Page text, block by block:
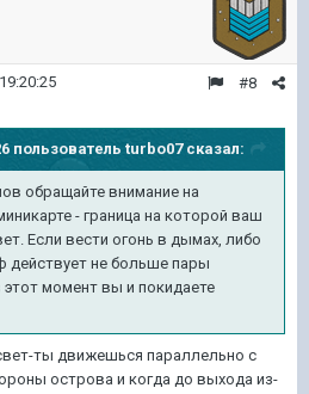
#8
пользователь turbo07сказал:
обращайте внимание на
- граница на которой ваш
Если вести огонь в дымах, либо
действует не больше пары
момент вы и покидаете
ты движешься параллельно с
острова и когда до выхода из-